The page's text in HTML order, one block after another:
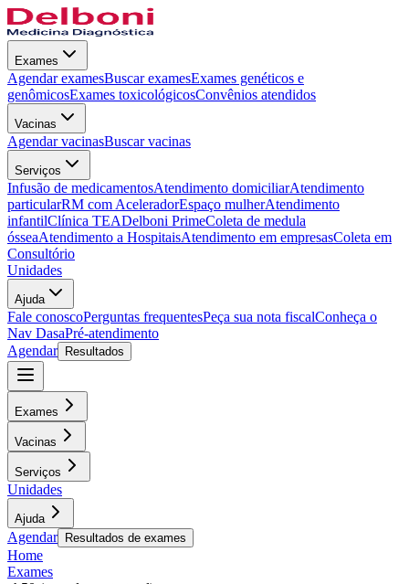
Exames
Agendar examesBuscar examesExames genéticos e
genômicosExames toxicológicosConvênios atendidos
Vacinas
Agendar vacinasBuscar vacinas
Serviços
Infusão de medicamentosAtendimento domiciliarAtendimento
particularRM com AceleradorEspaço mulherAtendimento
infantilClínica TEADelboni PrimeColeta de medula
ósseaAtendimento a HospitaisAtendimento em empresasColeta em
Consultório
Unidades
Ajuda
Fale conoscoPerguntas frequentesPeça sua nota fiscalConheça o
Nav DasaPré-atendimento
Agendar
Resultados
Exames
Vacinas
Serviços
Unidades
Ajuda
Agendar Resultados de exames
Home
Exames